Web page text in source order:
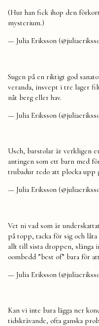
(Hur han fick ihop den
mysterium.)
— Julia Eriksson
Sugen på en riktigt god
veranda, insvept i tre lager
nåt berg eller hav.
— Julia Eriksson
Usch, barstolar är verkligen
antingen som ett barn med
trubadur redo att plocka upp
— Julia Eriksson
Vet ni vad som är
på topp, tacka för sig och
allt till sista droppen, slänga
oombedd ”best of” bara för
— Julia Eriksson
Kan vi inte bara lägga ner
tidskrävande, ofta ganska